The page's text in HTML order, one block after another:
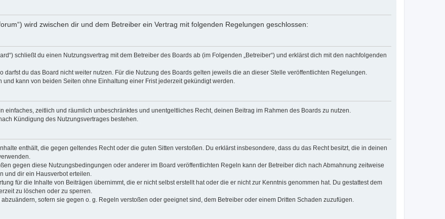
wird zwischen dir und dem Betreiber ein Vertrag mit folgenden Regelungen geschlossen:
schließt du einen Nutzungsvertrag mit dem Betreiber des Boards ab (im Folgenden „Betreiber“) und erklärst dich mit den nachfolgenden
du das Board nicht weiter nutzen. Für die Nutzung des Boards gelten jeweils die an dieser Stelle veröffentlichten Regelungen.
kann von beiden Seiten ohne Einhaltung einer Frist jederzeit gekündigt werden.
einfaches, zeitlich und räumlich unbeschränktes und unentgeltliches Recht, deinen Beitrag im Rahmen des Boards zu nutzen.
Kündigung des Nutzungsvertrages bestehen.
enthält, die gegen geltendes Recht oder die guten Sitten verstoßen. Du erklärst insbesondere, dass du das Recht besitzt, die in deinen
gegen diese Nutzungsbedingungen oder anderer im Board veröffentlichten Regeln kann der Betreiber dich nach Abmahnung zeitweise
und dir ein Hausverbot erteilen.
für die Inhalte von Beiträgen übernimmt, die er nicht selbst erstellt hat oder die er nicht zur Kenntnis genommen hat. Du gestattest dem
zu löschen oder zu sperren.
sofern sie gegen o. g. Regeln verstoßen oder geeignet sind, dem Betreiber oder einem Dritten Schaden zuzufügen.